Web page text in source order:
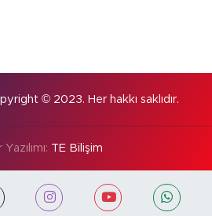
© 2023. Her hakkı saklıdır.
TE Bilişim